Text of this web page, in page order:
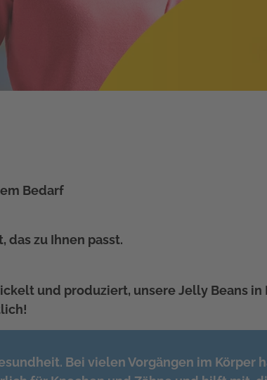
Bedarf
das zu Ihnen passt.
und produziert, unsere Jelly Beans in
Bei vielen Vorgängen im Körper